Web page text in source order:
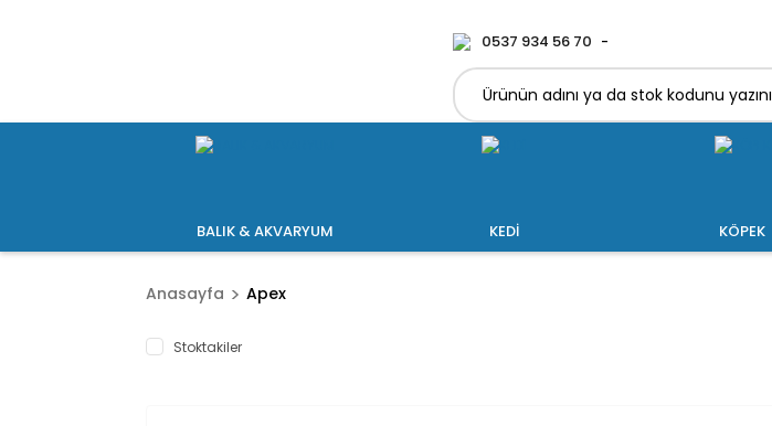
0537 934 56 70
BALIK & AKVARYUM KEDİ KÖPEK
Anasayfa Apex
Stoktakiler